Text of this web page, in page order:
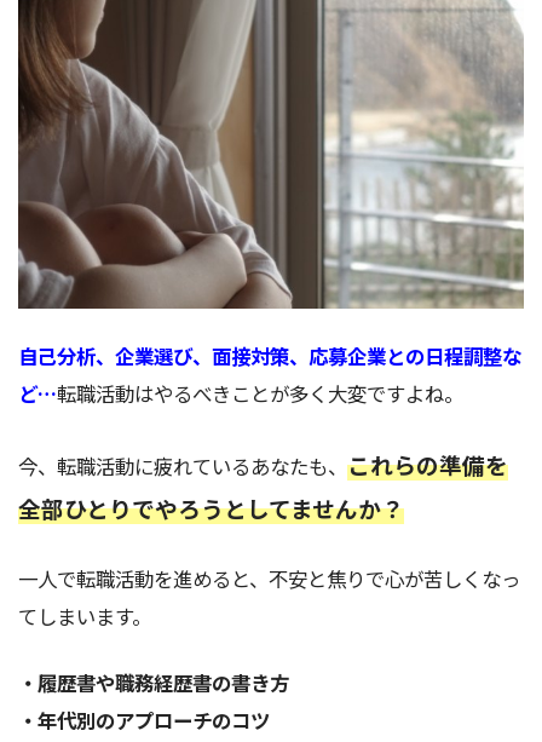
自己分析、企業選び、面接対策、応募企業との日程調整な
ど…転職活動はやるべきことが多く大変ですよね。
今、転職活動に疲れているあなたも、 これらの準備を
全部ひとりでやろうとしてませんか？
一人で転職活動を進めると、不安と焦りで心が苦しくなっ
てしまいます。
・履歴書や職務経歴書の書き方
・年代別のアプローチのコツ